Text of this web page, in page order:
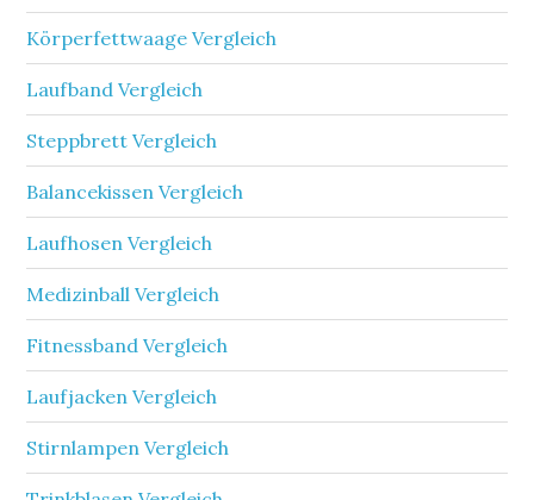
Körperfettwaage Vergleich
Laufband Vergleich
Steppbrett Vergleich
Balancekissen Vergleich
Laufhosen Vergleich
Medizinball Vergleich
Fitnessband Vergleich
Laufjacken Vergleich
Stirnlampen Vergleich